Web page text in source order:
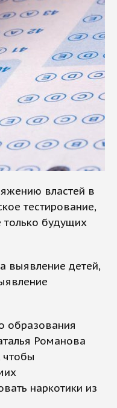
властей в
тестирование,
только будущих
выявление детей,
образования
Романова
чтобы
наркотики из